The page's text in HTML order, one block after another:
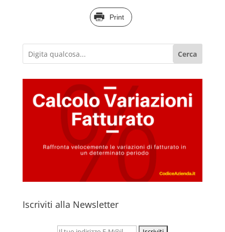
Print
Cerca
Iscriviti alla Newsletter